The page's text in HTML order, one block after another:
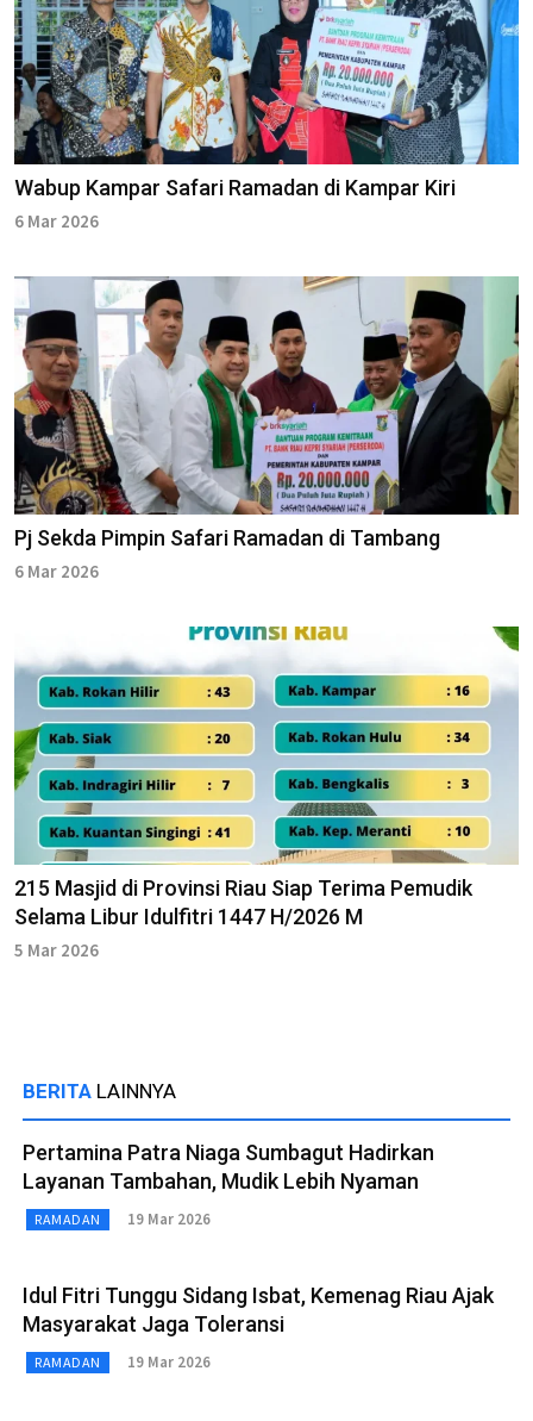
Wabup Kampar Safari Ramadan di Kampar Kiri
6 Mar 2026
Pj Sekda Pimpin Safari Ramadan di Tambang
6 Mar 2026
215 Masjid di Provinsi Riau Siap Terima Pemudik
Selama Libur Idulfitri 1447 H/2026 M
5 Mar 2026
BERITA LAINNYA
Pertamina Patra Niaga Sumbagut Hadirkan
Layanan Tambahan, Mudik Lebih Nyaman
RAMADAN 19 Mar 2026
Idul Fitri Tunggu Sidang Isbat, Kemenag Riau Ajak
Masyarakat Jaga Toleransi
RAMADAN 19 Mar 2026